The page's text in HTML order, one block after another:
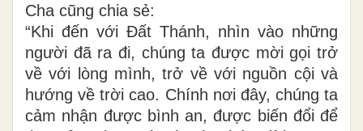
Cha cũng chia sẻ:
“Khi đến với Đất Thánh, nhìn vào những
người đã ra đi, chúng ta được mời gọi trở
về với lòng mình, trở về với nguồn cội và
hướng về trời cao. Chính nơi đây, chúng ta
cảm nhận được bình an, được biến đổi để